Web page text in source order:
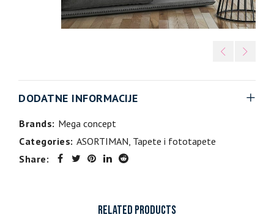
DODATNE INFORMACIJE
Brands: Mega concept
Categories: ASORTIMAN, Tapete i fototapete
Share:
RELATED PRODUCTS